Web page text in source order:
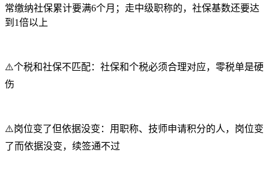
常缴纳社保累计要满6个月；走中级职称的，社保基数还要达
到1倍以上
⚠️个税和社保不匹配：社保和个税必须合理对应，零税单是硬
伤
⚠️岗位变了但依据没变：用职称、技师申请积分的人，岗位变
了而依据没变，续签通不过